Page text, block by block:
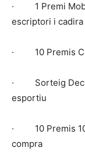
· 1 Premi
escriptori i cadira
· 10 Premis
· Sorteig
esportiu
· 10 Premis 10
compra